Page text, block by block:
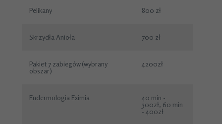
Pelikany 800 zł
Skrzydła Anioła 700 zł
Pakiet 7 zabiegów (wybrany
obszar)
4200zł
Endermologia Eximia
40 min -
300zł, 60 min
- 400zł